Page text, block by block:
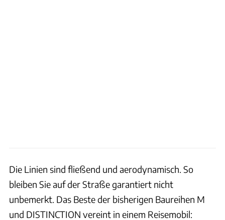
Die Linien sind fließend und aerodynamisch. So
bleiben Sie auf der Straße garantiert nicht
unbemerkt. Das Beste der bisherigen Baureihen M
und DISTINCTION vereint in einem Reisemobil: